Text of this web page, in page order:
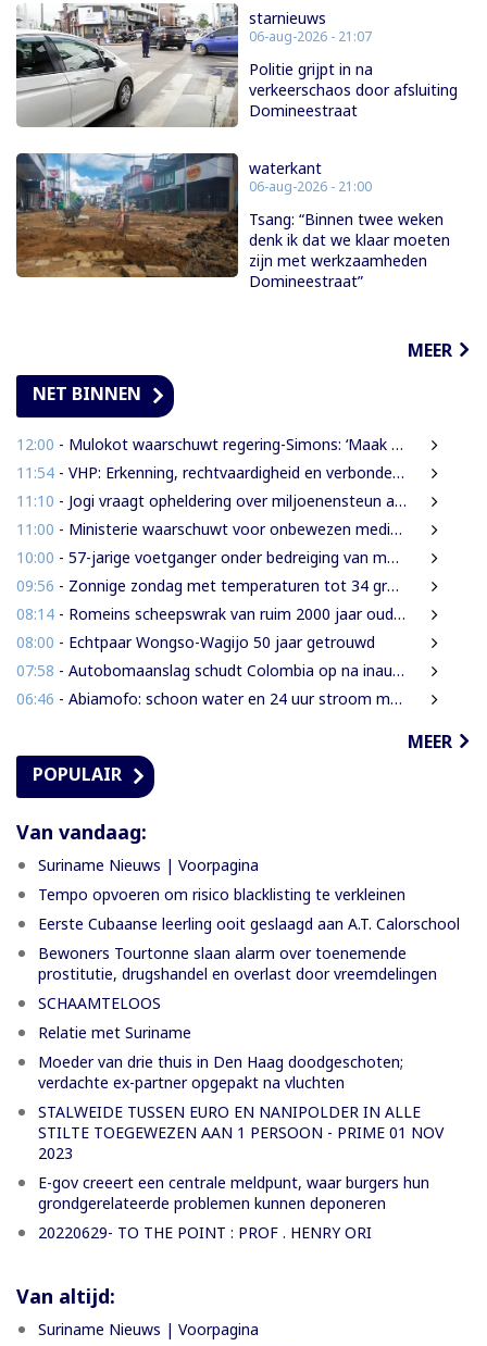
starnieuws
06-aug-2026 - 21:07
Politie grijpt in na
verkeerschaos door afsluiting
Domineestraat
waterkant
06-aug-2026 - 21:00
Tsang: “Binnen twee weken
denk ik dat we klaar moeten
zijn met werkzaamheden
Domineestraat”
MEER
NET BINNEN
12:00 - Mulokot waarschuwt regering-Simons: ‘Maak van 5-kilometerwet geen uitstel van echte grondenrechten’
11:54 - VHP: Erkenning, rechtvaardigheid en verbondenheid op 9 augustus
11:10 - Jogi vraagt opheldering over miljoenensteun aan SLM en behaalde resultaten
11:00 - Ministerie waarschuwt voor onbewezen medische claims via sociale media
10:00 - 57-jarige voetganger onder bedreiging van mes beroofd van mobiele telefoon
09:56 - Zonnige zondag met temperaturen tot 34 graden
08:14 - Romeins scheepswrak van ruim 2000 jaar oud ontdekt bij Sicilië
08:00 - Echtpaar Wongso-Wagijo 50 jaar getrouwd
07:58 - Autobomaanslag schudt Colombia op na inauguratie van hardline president
06:46 - Abiamofo: schoon water en 24 uur stroom moeten ook afgelegen dorpen bereiken
MEER
POPULAIR
Van vandaag:
Suriname Nieuws | Voorpagina
Tempo opvoeren om risico blacklisting te verkleinen
Eerste Cubaanse leerling ooit geslaagd aan A.T. Calorschool
Bewoners Tourtonne slaan alarm over toenemende
prostitutie, drugshandel en overlast door vreemdelingen
SCHAAMTELOOS
Relatie met Suriname
Moeder van drie thuis in Den Haag doodgeschoten;
verdachte ex-partner opgepakt na vluchten
STALWEIDE TUSSEN EURO EN NANIPOLDER IN ALLE
STILTE TOEGEWEZEN AAN 1 PERSOON - PRIME 01 NOV
2023
E-gov creeert een centrale meldpunt, waar burgers hun
grondgerelateerde problemen kunnen deponeren
20220629- TO THE POINT : PROF . HENRY ORI
Van altijd:
Suriname Nieuws | Voorpagina